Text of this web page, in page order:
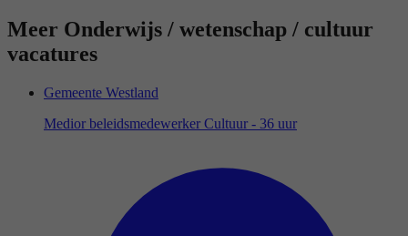
Meer Onderwijs / wetenschap / cultuur
vacatures
Gemeente Westland
Medior beleidsmedewerker Cultuur - 36 uur